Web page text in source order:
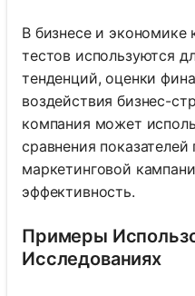
В бизнесе и экономике
тестов используются
тенденций, оценки
воздействия бизнес-
компания может
сравнения
маркетинговой
эффективность.
Примеры
Исследованиях